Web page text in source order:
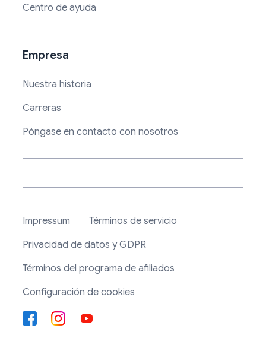
Centro de ayuda
Empresa
Nuestra historia
Carreras
Póngase en contacto con nosotros
Impressum
Términos de servicio
Privacidad de datos y GDPR
Términos del programa de afiliados
Configuración de cookies